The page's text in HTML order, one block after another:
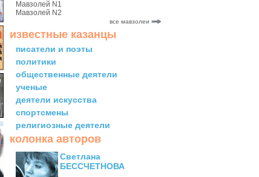
Мавзолей N1
Мавзолей N2
все мавзолеи
известные казанцы
писатели и поэты
политики
общественные деятели
ученые
деятели искусства
спортсмены
религиозные деятели
колонка авторов
Светлана
БЕССЧЕТНОВА